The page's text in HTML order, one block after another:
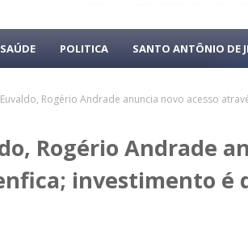
SAÚDE POLITICA SANTO ANTÔNIO DE
Rogério Andrade anuncia novo acesso
Rogério Andrade
investimento é